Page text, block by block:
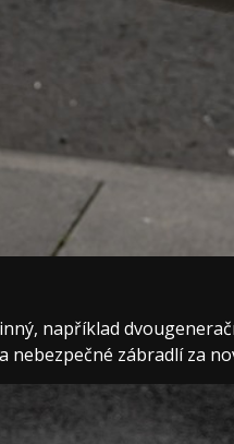
například
nebezpečné zábradlí za